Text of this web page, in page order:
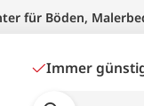
für Böden,
Immer